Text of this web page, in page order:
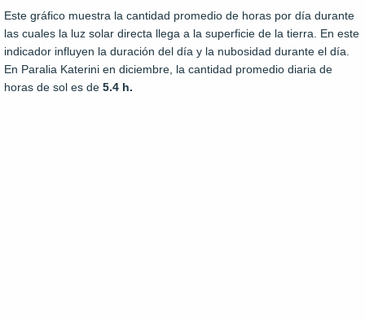
Este gráfico muestra la cantidad promedio de horas por día durante
las cuales la luz solar directa llega a la superficie de la tierra. En este
indicador influyen la duración del día y la nubosidad durante el día.
En Paralia Katerini en diciembre, la cantidad promedio diaria de
horas de sol es de 5.4 h.